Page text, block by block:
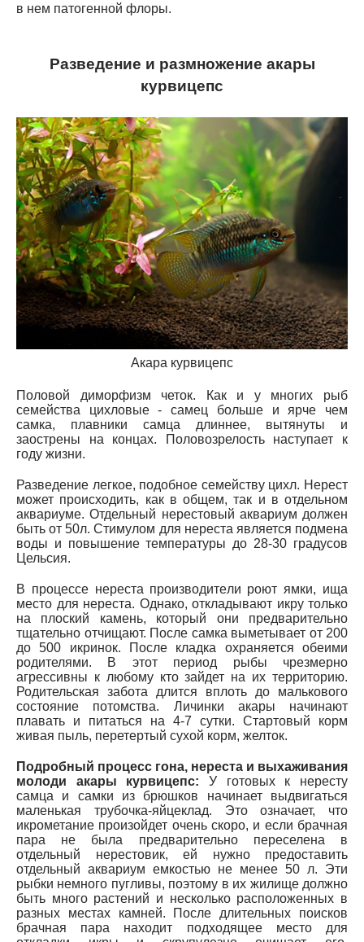
в нем патогенной флоры.
Разведение и размножение акары
курвицепс
Акара курвицепс
Половой диморфизм четок. Как и у многих рыб
семейства цихловые - самец больше и ярче чем
самка, плавники самца длиннее, вытянуты и
заострены на концах. Половозрелость наступает к
году жизни.
Разведение легкое, подобное семейству цихл. Нерест
может происходить, как в общем, так и в отдельном
аквариуме. Отдельный нерестовый аквариум должен
быть от 50л. Стимулом для нереста является подмена
воды и повышение температуры до 28-30 градусов
Цельсия.
В процессе нереста производители роют ямки, ища
место для нереста. Однако, откладывают икру только
на плоский камень, который они предварительно
тщательно отчищают. После самка выметывает от 200
до 500 икринок. После кладка охраняется обеими
родителями. В этот период рыбы чрезмерно
агрессивны к любому кто зайдет на их территорию.
Родительская забота длится вплоть до малькового
состояние потомства. Личинки акары начинают
плавать и питаться на 4-7 сутки. Стартовый корм
живая пыль, перетертый сухой корм, желток.
Подробный процесс гона, нереста и выхаживания
молоди акары курвицепс: У готовых к нересту
самца и самки из брюшков начинает выдвигаться
маленькая трубочка-яйцеклад. Это означает, что
икрометание произойдет очень скоро, и если брачная
пара не была предварительно переселена в
отдельный нерестовик, ей нужно предоставить
отдельный аквариум емкостью не менее 50 л. Эти
рыбки немного пугливы, поэтому в их жилище должно
быть много растений и несколько расположенных в
разных местах камней. После длительных поисков
брачная пара находит подходящее место для